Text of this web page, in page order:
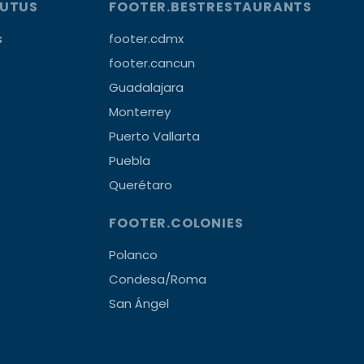
FOOTER.BESTRESTAURANTS
footer.cdmx
footer.cancun
Guadalajara
Monterrey
Puerto Vallarta
Puebla
Querétaro
FOOTER.COLONIES
Polanco
Condesa/Roma
San Ángel